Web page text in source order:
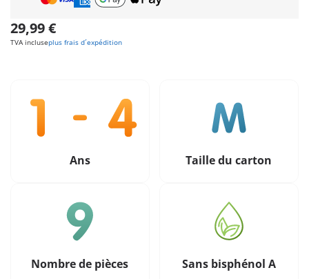
29,99 €
TVA incluseplus frais d´expédition
Ans Taille du carton
Nombre de pièces Sans bisphénol A